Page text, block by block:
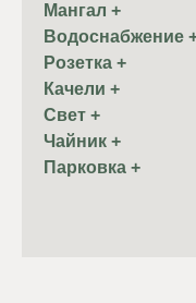
Мангал +
Водоснабжение
Розетка +
Качели +
Свет +
Чайник +
Парковка +